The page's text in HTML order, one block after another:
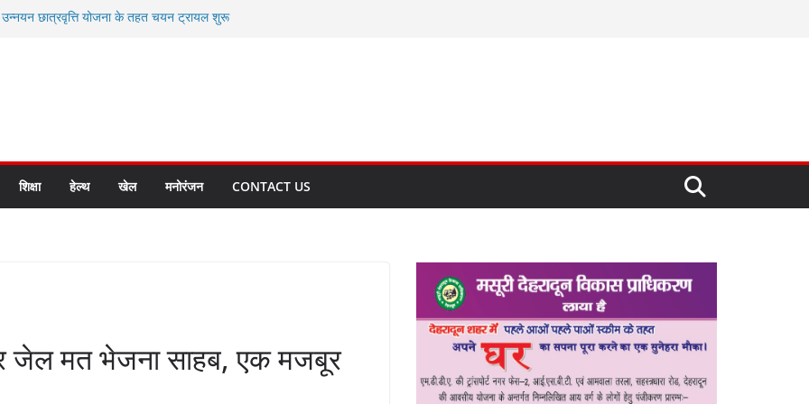
उन्नयन छात्रवृत्ति योजना के तहत चयन ट्रायल शुरू
के लिए अल्मोड़ा की गर्विता भाकुनी का
मित्र कैडेट्स का हुआ है चयन
सबसे बड़ी ताकत : मुख्यमंत्री पुष्कर सिंह धामी
बनाने के संकल्प को करना होगा साकार- मुख्यमंत्री
शिक्षा हेल्थ खेल मनोरंजन CONTACT US
जेल मत भेजना साहब, एक मजबूर